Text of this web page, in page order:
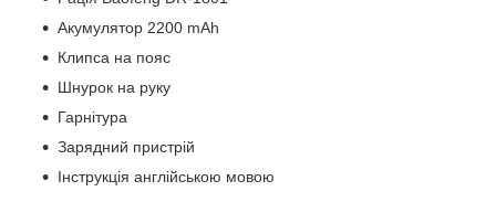
Акумулятор 2200 mAh
Клипса на пояс
Шнурок на руку
Гарнітура
Зарядний пристрій
Інструкція англійською мовою